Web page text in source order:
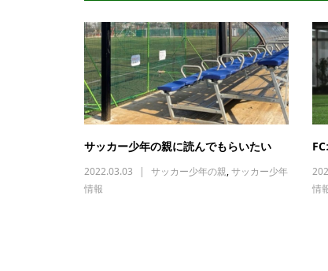
サッカー少年の親に読んでもらいたい
2022.03.03 サッカー少年の親,サッカー少年
情報
情